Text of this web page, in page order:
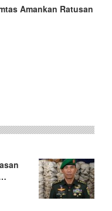
Amankan Ratusan